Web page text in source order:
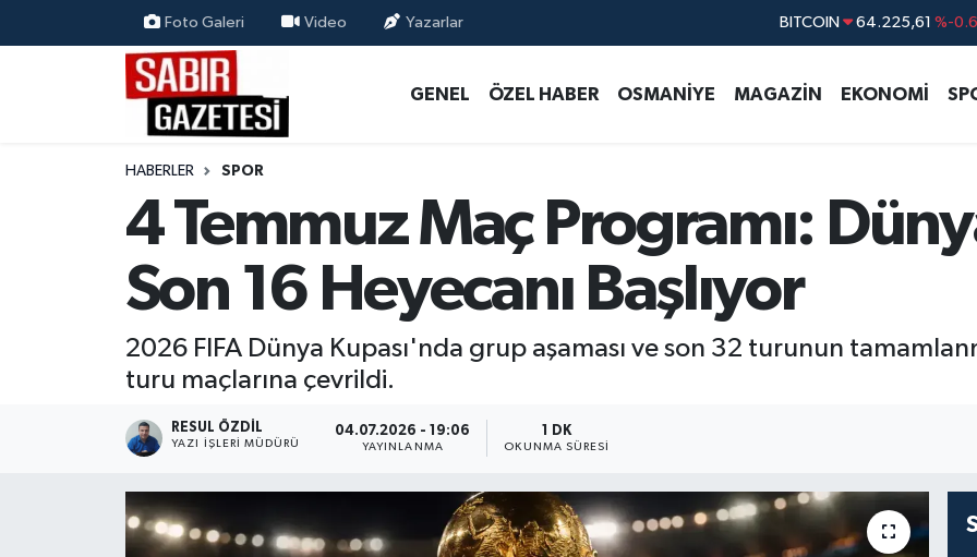
Foto Galeri Video Yazarlar DOLAR 47,7143
STERLİN 64,2463
BITCOIN 64.225,61 %-
GENEL ÖZEL HABER OSMANİYE MAGAZİN EKONOMİ
HABERLER SPOR
4 Temmuz Maç Programı:
Son 16 Heyecanı Başlıyor
2026 FIFA Dünya Kupası'nda grup aşaması ve son 32 turunun
turu maçlarına çevrildi.
RESUL ÖZDIL
YAZI İŞLERI MÜDÜRÜ
04.07.2026 - 19:06
YAYINLANMA
1 DK
OKUNMA SÜRESI
ÖZEL HABER
MAGAZİN
EKONOMİ
RESMİ İLANLAR
Osmaniye Nöbetçi Eczaneler
Osmaniye Hava Durumu
Süper Lig Puan Durumu ve Fikstür
Tüm Manşetler
Son Dakika Haberleri
Haber Arşivi